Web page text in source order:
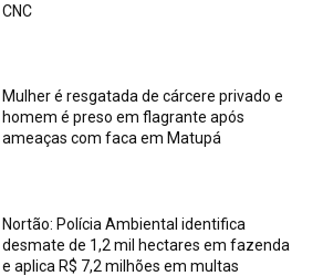
CNC
Mulher é resgatada de cárcere privado e
homem é preso em flagrante após
ameaças com faca em Matupá
Nortão: Polícia Ambiental identifica
desmate de 1,2 mil hectares em fazenda
e aplica R$ 7,2 milhões em multas